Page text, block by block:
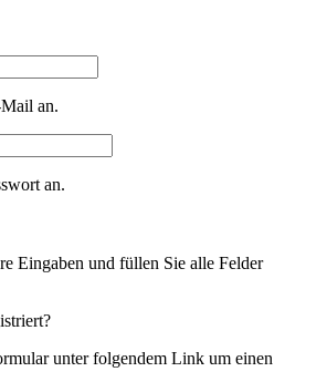
an.
an.
Eingaben und füllen Sie alle Felder
unter folgendem Link um einen